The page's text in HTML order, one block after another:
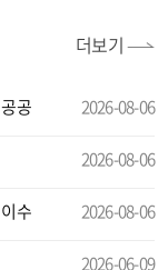
더보기
공
2026-08-06
2026-08-06
수
2026-08-06
2026-06-09